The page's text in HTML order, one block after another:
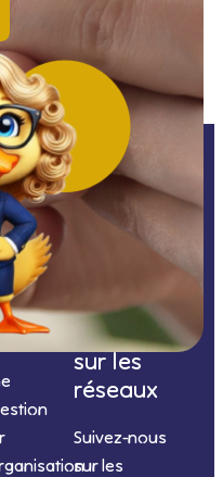
Nous
suivre
sur les
réseaux
Suivez-nous
sur les